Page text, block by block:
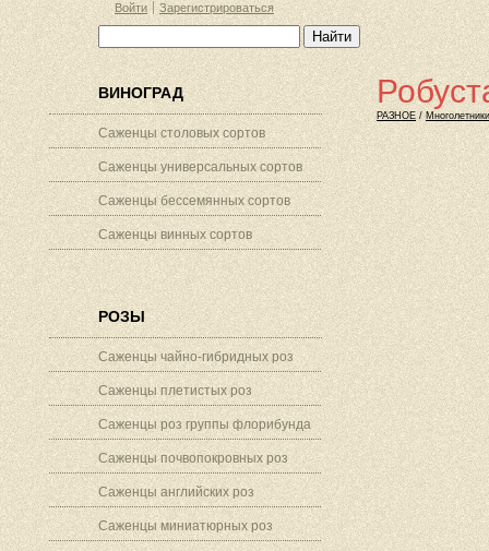
Войти Зарегистрироваться
ВИНОГРАД
Саженцы столовых сортов
Саженцы универсальных сортов
Саженцы бессемянных сортов
Саженцы винных сортов
РОЗЫ
Саженцы чайно-гибридных роз
Саженцы плетистых роз
Саженцы роз группы флорибунда
Саженцы почвопокровных роз
Саженцы английских роз
Саженцы миниатюрных роз
РАЗНОЕ/ Многолетники